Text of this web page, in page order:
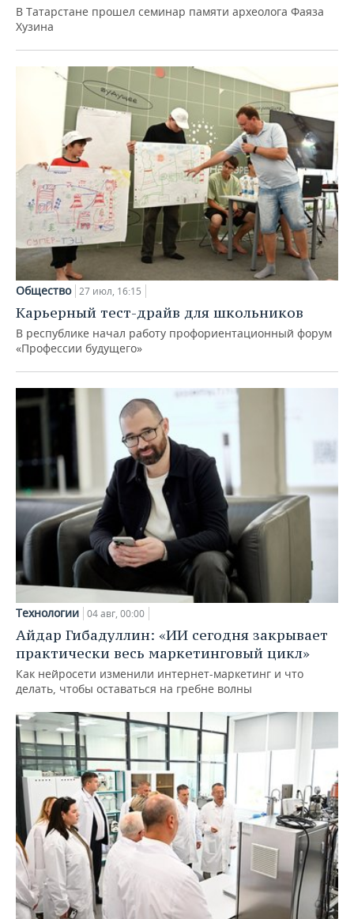
В Татарстане прошел семинар памяти археолога Фаяза
Хузина
Общество 27 июл, 16:15
Карьерный тест-драйв для школьников
В республике начал работу профориентационный форум
«Профессии будущего»
Технологии 04 авг, 00:00
Айдар Гибадуллин: «ИИ сегодня закрывает
практически весь маркетинговый цикл»
Как нейросети изменили интернет-маркетинг и что
делать, чтобы оставаться на гребне волны